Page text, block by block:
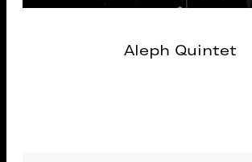
Aleph Quintet